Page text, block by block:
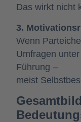
Das wirkt nicht
3.
Wenn
Umfragen
Führung –
meist